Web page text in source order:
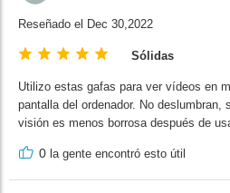
Reseñado el Dec 30,2022
Sólidas
Utilizo estas gafas para ver vídeos en
pantalla del ordenador. No
visión es menos borrosa después de
0 la gente encontró esto útil